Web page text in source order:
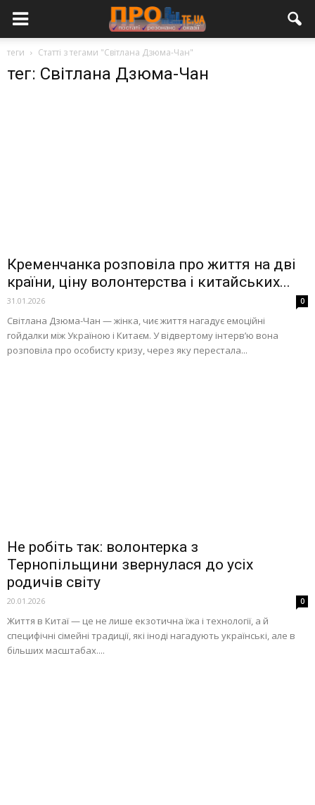
теги Статті з тегами "Світлана Дзюма-Чан"
тег: Світлана Дзюма-Чан
Кременчанка розповіла про життя на дві
країни, ціну волонтерства і китайських...
31.01.2026 0
Світлана Дзюма-Чан — жінка, чиє життя нагадує емоційні
гойдалки між Україною і Китаєм. У відвертому інтерв’ю вона
розповіла про особисту кризу, через яку перестала...
Не робіть так: волонтерка з
Тернопільщини звернулася до усіх
родичів світу
20.01.2026 0
Життя в Китаї — це не лише екзотична їжа і технології, а й
специфічні сімейні традиції, які іноді нагадують українські, але в
більших масштабах....